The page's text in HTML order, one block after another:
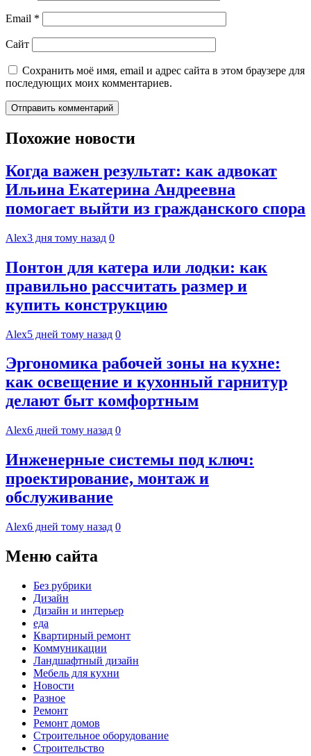
Email *
Сайт
Сохранить моё имя, email и адрес сайта в этом браузере для
последующих моих комментариев.
Похожие новости
Когда важен результат: как адвокат
Ильина Екатерина Андреевна
помогает выйти из гражданского спора
Alex3 дня тому назад 0
Понтон для катера или лодки: как
правильно рассчитать размер и
купить конструкцию
Alex5 дней тому назад 0
Эргономика рабочей зоны на кухне:
как освещение и кухонный гарнитур
делают быт комфортным
Alex6 дней тому назад 0
Инженерные системы под ключ:
проектирование, монтаж и
обслуживание
Alex6 дней тому назад 0
Меню сайта
Без рубрики
Дизайн
Дизайн и интерьер
еда
Квартирный ремонт
Коммуникации
Ландшафтный дизайн
Мебель для кухни
Новости
Разное
Ремонт
Ремонт домов
Строительное оборудование
Строительство